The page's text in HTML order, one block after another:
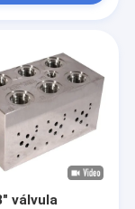
válvula